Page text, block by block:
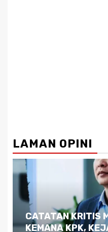
LAMAN OPINI
Dilema Kaltim di
Kutukan Sumber